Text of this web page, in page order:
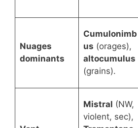
Nuages
dominants
Cumulonimb
us (orages),
altocumulus
(grains).
Mistral (NW,
violent, sec),